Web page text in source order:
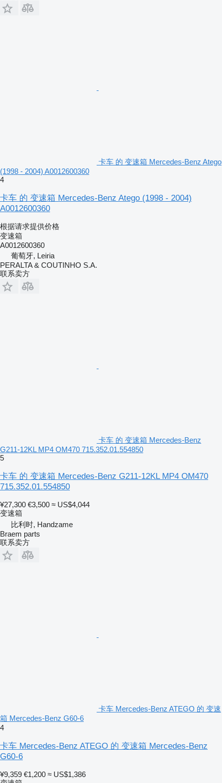
卡车 的 变速箱 Mercedes-Benz Atego
(1998 - 2004) A0012600360
4
卡车 的 变速箱 Mercedes-Benz Atego (1998 - 2004)
A0012600360
根据请求提供价格
变速箱
A0012600360
葡萄牙, Leiria
PERALTA & COUTINHO S.A.
联系卖方
卡车 的 变速箱 Mercedes-Benz
G211-12KL MP4 OM470 715.352.01.554850
5
卡车 的 变速箱 Mercedes-Benz G211-12KL MP4 OM470
715.352.01.554850
¥27,300 €3,500 ≈ US$4,044
变速箱
比利时, Handzame
Braem parts
联系卖方
卡车 Mercedes-Benz ATEGO 的 变速
箱 Mercedes-Benz G60-6
4
卡车 Mercedes-Benz ATEGO 的 变速箱 Mercedes-Benz
G60-6
¥9,359 €1,200 ≈ US$1,386